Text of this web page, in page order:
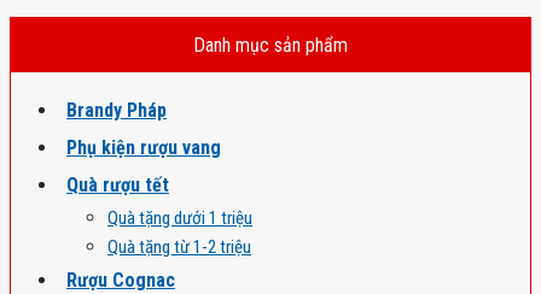
Danh mục sản phẩm
Brandy Pháp
Phụ kiện rượu vang
Quà rượu tết
Quà tặng dưới 1 triệu
Quà tặng từ 1-2 triệu
Rượu Cognac